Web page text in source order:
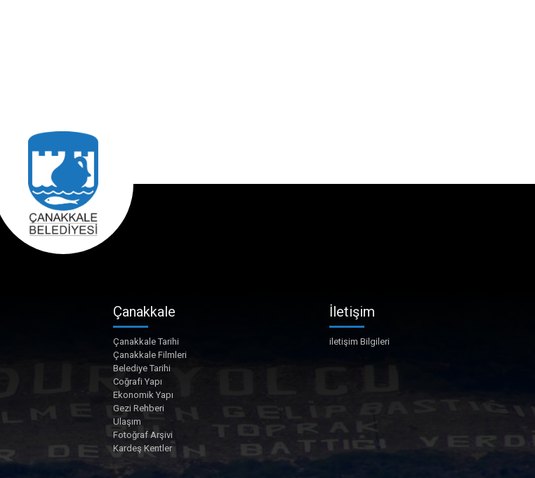
Çanakkale
Çanakkale Tarihi
Çanakkale Filmleri
Belediye Tarihi
Coğrafi Yapı
Ekonomik Yapı
Gezi Rehberi
Ulaşım
Fotoğraf Arşivi
Kardeş Kentler
İletişim
iletişim Bilgileri